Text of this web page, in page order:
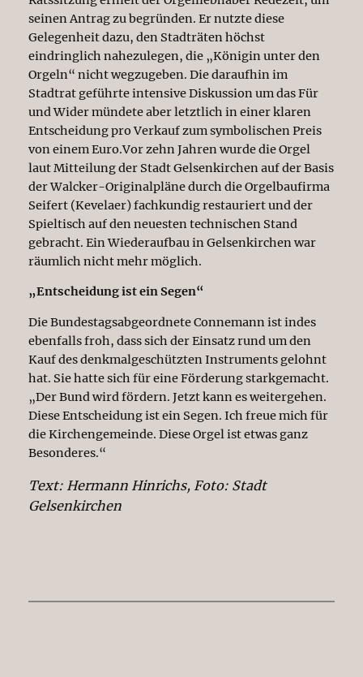
seinen Antrag zu begründen. Er nutzte diese
Gelegenheit dazu, den Stadträten höchst
eindringlich nahezulegen, die „Königin unter den
Orgeln“ nicht wegzugeben. Die daraufhin im
Stadtrat geführte intensive Diskussion um das Für
und Wider mündete aber letztlich in einer klaren
Entscheidung pro Verkauf zum symbolischen Preis
von einem Euro.Vor zehn Jahren wurde die Orgel
laut Mitteilung der Stadt Gelsenkirchen auf der Basis
der Walcker-Originalpläne durch die Orgelbaufirma
Seifert (Kevelaer) fachkundig restauriert und der
Spieltisch auf den neuesten technischen Stand
gebracht. Ein Wiederaufbau in Gelsenkirchen war
räumlich nicht mehr möglich.
„Entscheidung ist ein Segen“
Die Bundestagsabgeordnete Connemann ist indes
ebenfalls froh, dass sich der Einsatz rund um den
Kauf des denkmalgeschützten Instruments gelohnt
hat. Sie hatte sich für eine Förderung starkgemacht.
„Der Bund wird fördern. Jetzt kann es weitergehen.
Diese Entscheidung ist ein Segen. Ich freue mich für
die Kirchengemeinde. Diese Orgel ist etwas ganz
Besonderes.“
Text: Hermann Hinrichs, Foto: Stadt
Gelsenkirchen